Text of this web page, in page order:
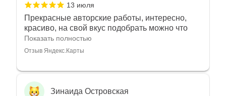
13 июля
Прекрасные авторские работы, интересно,
красиво, на свой вкус подобрать можно что
угодно
Показать полностью
Отзыв Яндекс.Карты
Зинаида Островская